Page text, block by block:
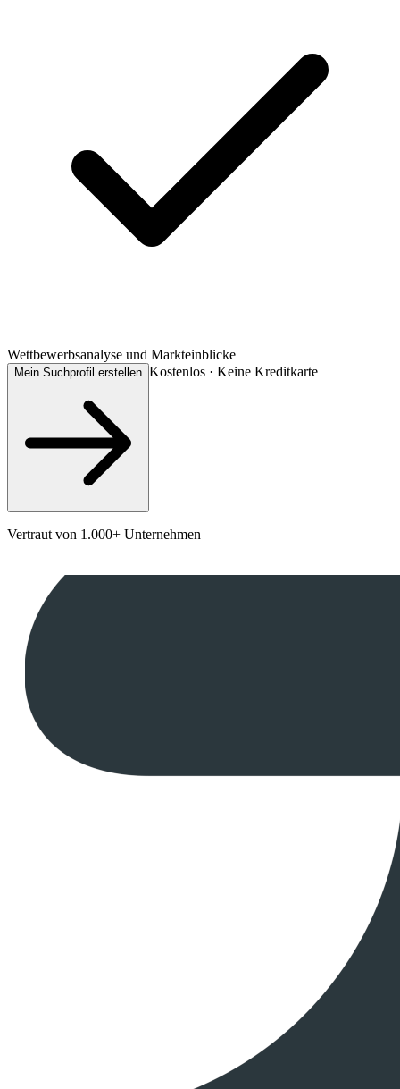
Wettbewerbsanalyse und Markteinblicke
Mein Suchprofil erstellen Kostenlos · Keine Kreditkarte
Vertraut von 1.000+ Unternehmen